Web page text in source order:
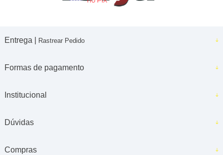
Entrega | Rastrear Pedido
Formas de pagamento
Institucional
Dúvidas
Compras